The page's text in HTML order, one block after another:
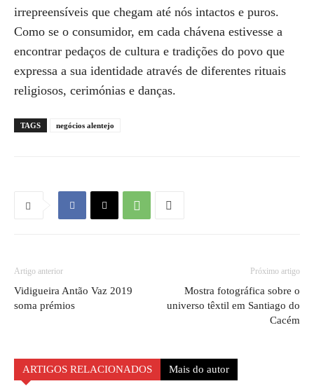
irrepreensíveis que chegam até nós intactos e puros.
Como se o consumidor, em cada chávena estivesse a
encontrar pedaços de cultura e tradições do povo que
expressa a sua identidade através de diferentes rituais
religiosos, cerimónias e danças.
TAGS negócios alentejo
Artigo anterior
Vidigueira Antão Vaz 2019
soma prémios
Próximo artigo
Mostra fotográfica sobre o
universo têxtil em Santiago do
Cacém
ARTIGOS RELACIONADOS Mais do autor